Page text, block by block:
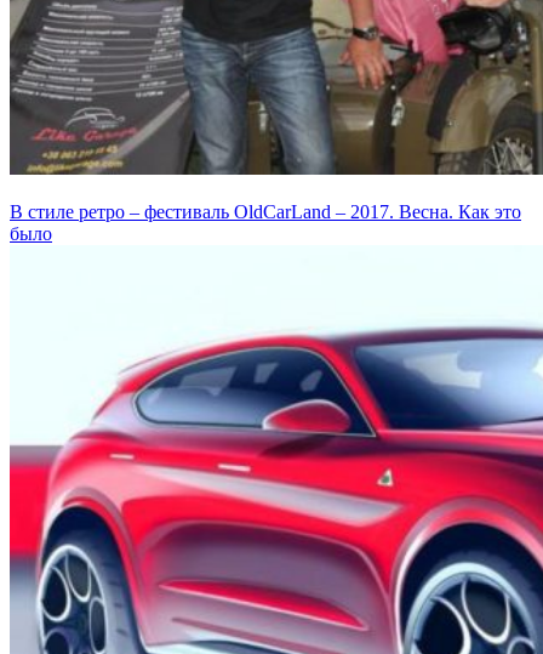
В стиле ретро – фестиваль OldCarLand – 2017. Весна. Как это
было